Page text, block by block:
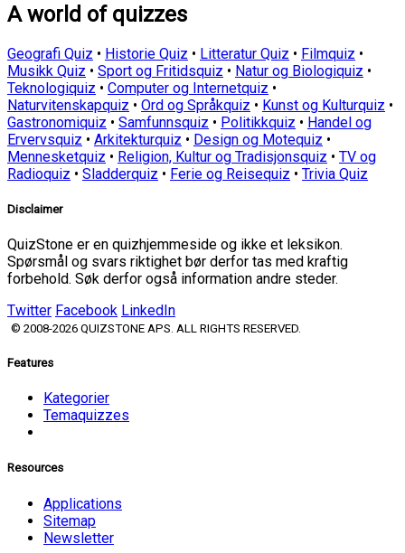
A world of quizzes
Geografi Quiz • Historie Quiz • Litteratur Quiz • Filmquiz •
Musikk Quiz • Sport og Fritidsquiz • Natur og Biologiquiz •
Teknologiquiz • Computer og Internetquiz •
Naturvitenskapquiz • Ord og Språkquiz • Kunst og Kulturquiz •
Gastronomiquiz • Samfunnsquiz • Politikkquiz • Handel og
Ervervsquiz • Arkitekturquiz • Design og Motequiz •
Mennesketquiz • Religion, Kultur og Tradisjonsquiz • TV og
Radioquiz • Sladderquiz • Ferie og Reisequiz • Trivia Quiz
Disclaimer
QuizStone er en quizhjemmeside og ikke et leksikon.
Spørsmål og svars riktighet bør derfor tas med kraftig
forbehold. Søk derfor også information andre steder.
Twitter Facebook LinkedIn
© 2008-2026 QUIZSTONE APS. ALL RIGHTS RESERVED.
Features
Kategorier
Temaquizzes
Resources
Applications
Sitemap
Newsletter